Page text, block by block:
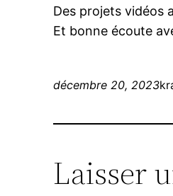
Des projets vidéos
Et bonne écoute
décembre 20, 2023
Laisser